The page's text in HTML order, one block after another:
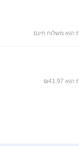
הוא משלוח חינם